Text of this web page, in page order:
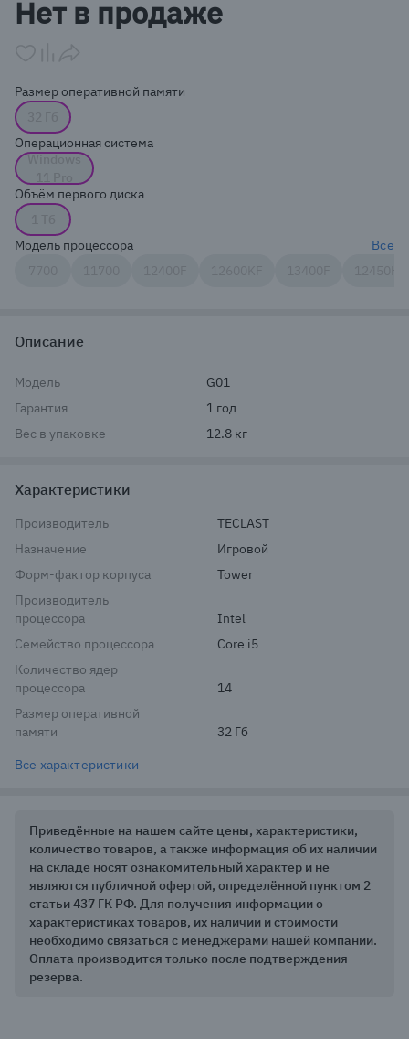
of
5
Нет в продаже
Размер оперативной памяти
Операционная система
Windows
Объём первого диска
Модель процессора
Все
Описание
Модель
G01
Гарантия
1 год
Вес в упаковке
12.8 кг
Характеристики
Производитель
TECLAST
Назначение
Игровой
Форм-фактор корпуса
Tower
Производитель
процессора
Intel
Семейство процессора
Core i5
Количество ядер
процессора
14
Размер оперативной
памяти
32 Гб
Все характеристики
Приведённые на нашем сайте цены, характеристики,
количество товаров, а также информация об их наличии
на складе носят ознакомительный характер и не
являются публичной офертой, определённой пунктом 2
статьи 437 ГК РФ. Для получения информации о
характеристиках товаров, их наличии и стоимости
необходимо связаться с менеджерами нашей компании.
Оплата производится только после подтверждения
резерва.